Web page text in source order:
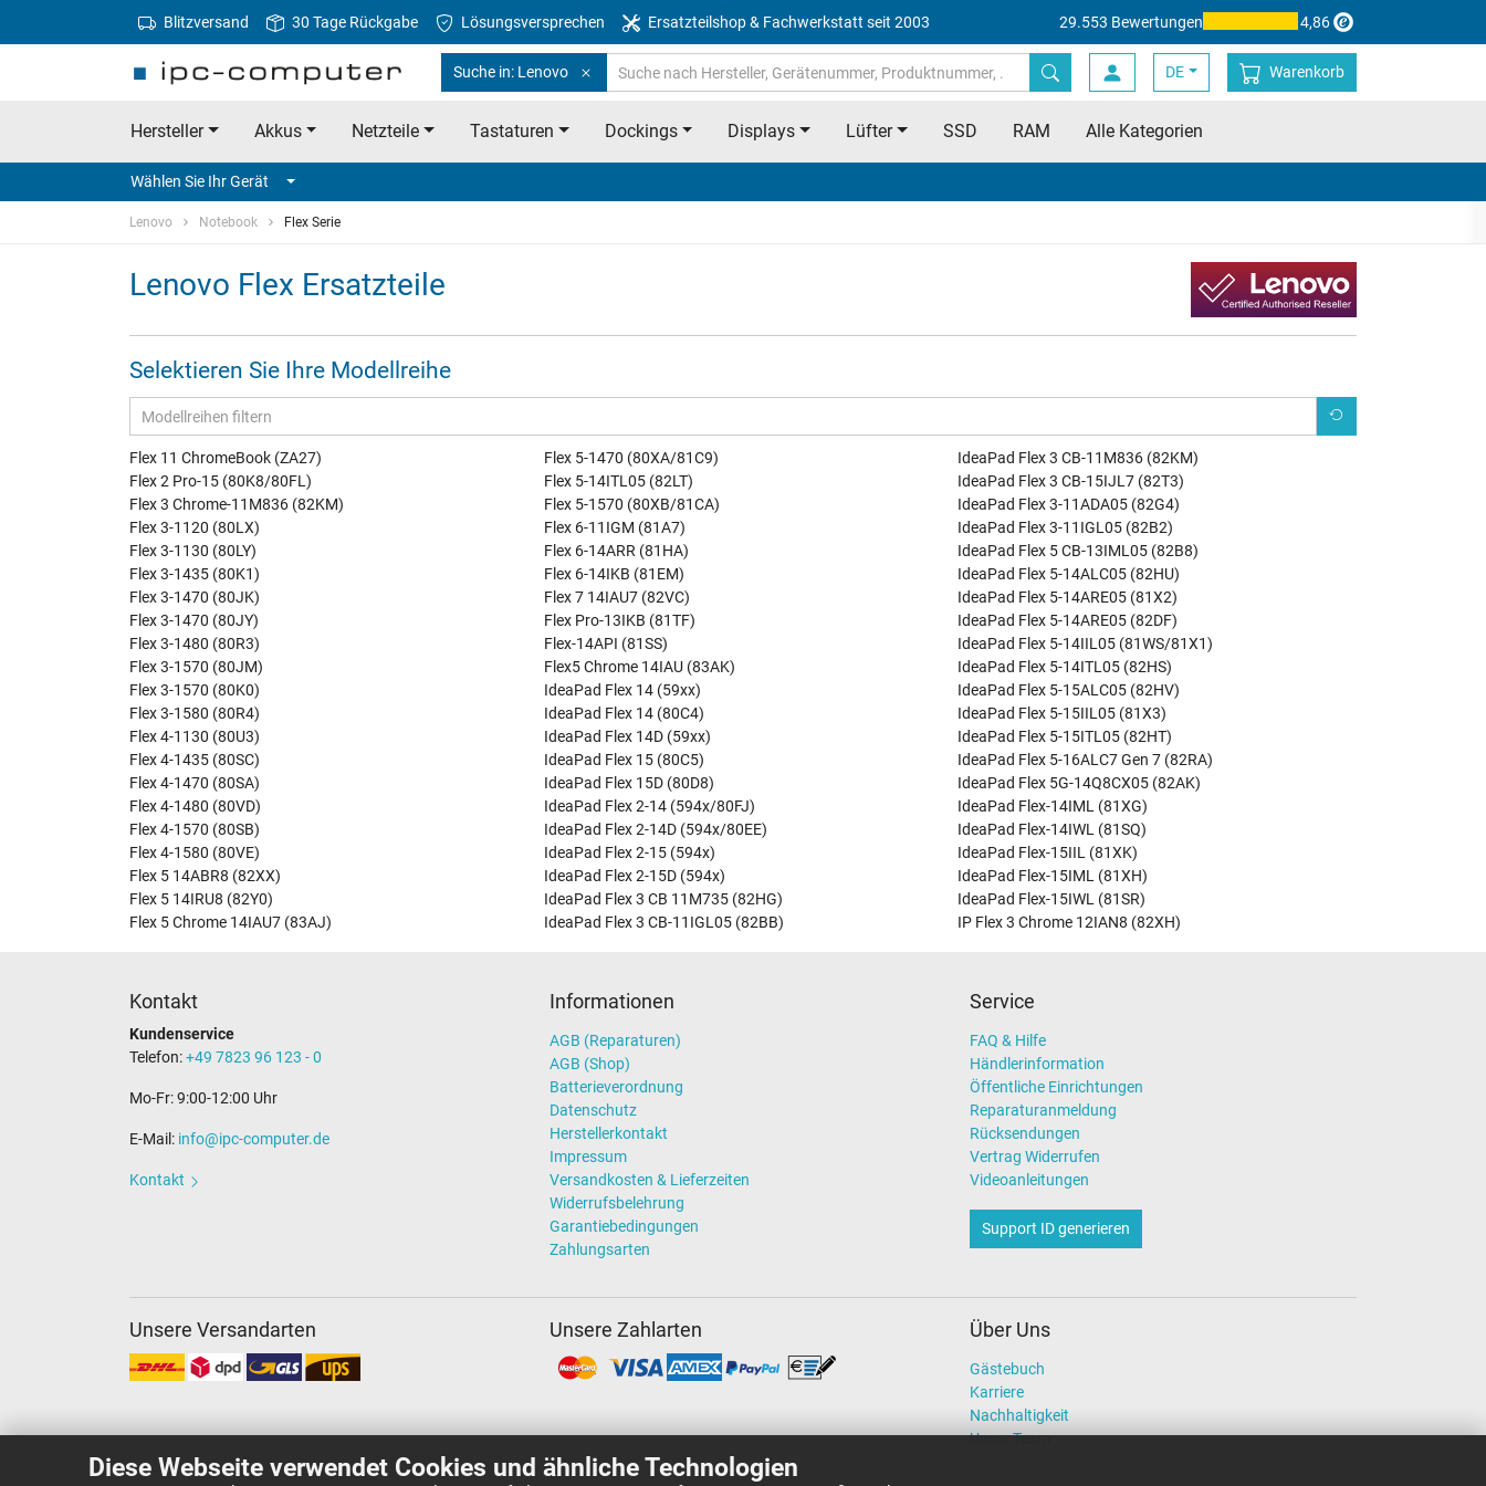
Diese Webseite verwendet Cookies und ähnliche Technologien
Blitzversand 30 Tage Rückgabe Lösungsversprechen Ersatzteilshop & Fachwerkstatt seit 2003 29.553 Bewertungen 4,86
Suche in: Lenovo DE Warenkorb
Hersteller Akkus Netzteile Tastaturen Dockings Displays Lüfter SSD RAM Alle Kategorien
Wählen Sie Ihr Gerät
Lenovo Notebook Flex Serie
Lenovo Flex Ersatzteile
Selektieren Sie Ihre Modellreihe
Flex 11 ChromeBook (ZA27)
Flex 2 Pro-15 (80K8/80FL)
Flex 3 Chrome-11M836 (82KM)
Flex 3-1120 (80LX)
Flex 3-1130 (80LY)
Flex 3-1435 (80K1)
Flex 3-1470 (80JK)
Flex 3-1470 (80JY)
Flex 3-1480 (80R3)
Flex 3-1570 (80JM)
Flex 3-1570 (80K0)
Flex 3-1580 (80R4)
Flex 4-1130 (80U3)
Flex 4-1435 (80SC)
Flex 4-1470 (80SA)
Flex 4-1480 (80VD)
Flex 4-1570 (80SB)
Flex 4-1580 (80VE)
Flex 5 14ABR8 (82XX)
Flex 5 14IRU8 (82Y0)
Flex 5 Chrome 14IAU7 (83AJ)
Flex 5-1470 (80XA/81C9)
Flex 5-14ITL05 (82LT)
Flex 5-1570 (80XB/81CA)
Flex 6-11IGM (81A7)
Flex 6-14ARR (81HA)
Flex 6-14IKB (81EM)
Flex 7 14IAU7 (82VC)
Flex Pro-13IKB (81TF)
Flex-14API (81SS)
Flex5 Chrome 14IAU (83AK)
IdeaPad Flex 14 (59xx)
IdeaPad Flex 14 (80C4)
IdeaPad Flex 14D (59xx)
IdeaPad Flex 15 (80C5)
IdeaPad Flex 15D (80D8)
IdeaPad Flex 2-14 (594x/80FJ)
IdeaPad Flex 2-14D (594x/80EE)
IdeaPad Flex 2-15 (594x)
IdeaPad Flex 2-15D (594x)
IdeaPad Flex 3 CB 11M735 (82HG)
IdeaPad Flex 3 CB-11IGL05 (82BB)
IdeaPad Flex 3 CB-11M836 (82KM)
IdeaPad Flex 3 CB-15IJL7 (82T3)
IdeaPad Flex 3-11ADA05 (82G4)
IdeaPad Flex 3-11IGL05 (82B2)
IdeaPad Flex 5 CB-13IML05 (82B8)
IdeaPad Flex 5-14ALC05 (82HU)
IdeaPad Flex 5-14ARE05 (81X2)
IdeaPad Flex 5-14ARE05 (82DF)
IdeaPad Flex 5-14IIL05 (81WS/81X1)
IdeaPad Flex 5-14ITL05 (82HS)
IdeaPad Flex 5-15ALC05 (82HV)
IdeaPad Flex 5-15IIL05 (81X3)
IdeaPad Flex 5-15ITL05 (82HT)
IdeaPad Flex 5-16ALC7 Gen 7 (82RA)
IdeaPad Flex 5G-14Q8CX05 (82AK)
IdeaPad Flex-14IML (81XG)
IdeaPad Flex-14IWL (81SQ)
IdeaPad Flex-15IIL (81XK)
IdeaPad Flex-15IML (81XH)
IdeaPad Flex-15IWL (81SR)
IP Flex 3 Chrome 12IAN8 (82XH)
Kontakt
Kundenservice
Telefon:+49 7823 96 123 - 0
Mo-Fr: 9:00-12:00 Uhr
E-Mail: info@ipc-computer.de
Kontakt
Informationen
AGB (Reparaturen)
AGB (Shop)
Batterieverordnung
Datenschutz
Herstellerkontakt
Impressum
Versandkosten & Lieferzeiten
Widerrufsbelehrung
Garantiebedingungen
Zahlungsarten
Service
FAQ & Hilfe
Händlerinformation
Öffentliche Einrichtungen
Reparaturanmeldung
Rücksendungen
Vertrag Widerrufen
Videoanleitungen
Support ID generieren
Über Uns
Gästebuch
Karriere
Nachhaltigkeit
Unser Team
Unsere Versandarten Unsere Zahlarten